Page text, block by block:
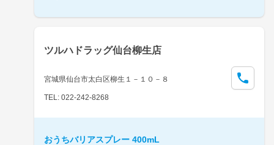
ツルハドラッグ仙台柳生店
宮城県仙台市太白区柳生１－１０－８
TEL: 022-242-8268
おうちバリアスプレー 400mL